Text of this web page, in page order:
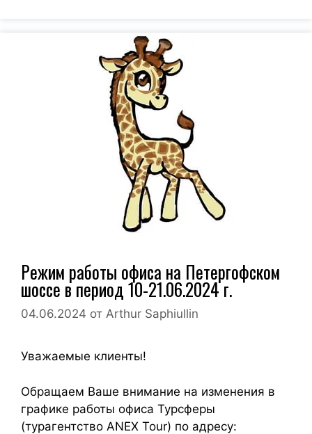
Режим работы офиса на Петергофском
шоссе в период 10-21.06.2024 г.
04.06.2024 от Arthur Saphiullin
Уважаемые клиенты!
Обращаем Ваше внимание на изменения в
графике работы офиса Турсферы
(турагентство ANEX Tour) по адресу: